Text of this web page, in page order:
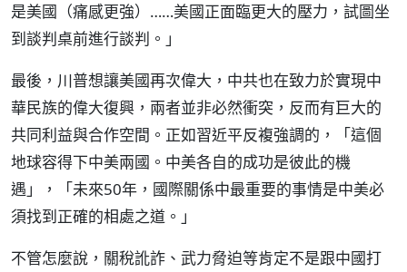
是美國（痛感更強）……美國正面臨更大的壓力，試圖坐
到談判桌前進行談判。」
最後，川普想讓美國再次偉大，中共也在致力於實現中
華民族的偉大復興，兩者並非必然衝突，反而有巨大的
共同利益與合作空間。正如習近平反複強調的，「這個
地球容得下中美兩國。中美各自的成功是彼此的機
遇」，「未來50年，國際關係中最重要的事情是中美必
須找到正確的相處之道。」
不管怎麼說，關稅訛詐、武力脅迫等肯定不是跟中國打